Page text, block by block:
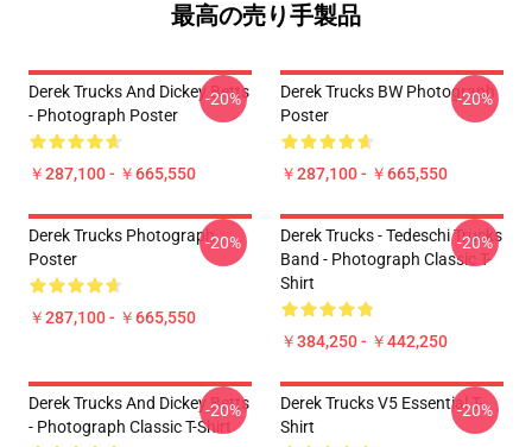
最高の売り手製品
Derek Trucks And Dickey Betts
- Photograph Poster
￥287,100 - ￥665,550
-20%
Derek Trucks BW Photograph
Poster
￥287,100 - ￥665,550
-20%
Derek Trucks Photograph
Poster
￥287,100 - ￥665,550
-20%
Derek Trucks - Tedeschi Trucks
Band - Photograph Classic T-
Shirt
￥384,250 - ￥442,250
-20%
Derek Trucks And Dickey Betts
- Photograph Classic T-Shirt
-20%
Derek Trucks V5 Essential T-
Shirt
-20%